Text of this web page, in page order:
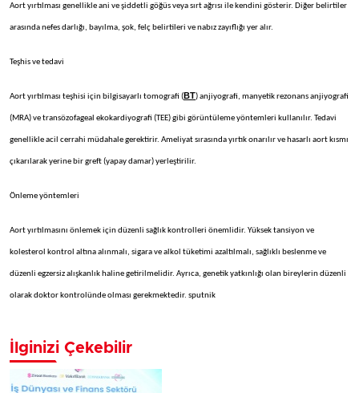
Aort yırtılması genellikle ani ve şiddetli göğüs veya sırt ağrısı ile kendini gösterir. Diğer belirtiler
arasında nefes darlığı, bayılma, şok, felç belirtileri ve nabız zayıflığı yer alır. ​
Teşhis ve tedavi
Aort yırtılması teşhisi için bilgisayarlı tomografi (BT) anjiyografi, manyetik rezonans anjiyografi
(MRA) ve transözofageal ekokardiyografi (TEE) gibi görüntüleme yöntemleri kullanılır. Tedavi
genellikle acil cerrahi müdahale gerektirir. Ameliyat sırasında yırtık onarılır ve hasarlı aort kısmı
çıkarılarak yerine bir greft (yapay damar) yerleştirilir.
Önleme yöntemleri
Aort yırtılmasını önlemek için düzenli sağlık kontrolleri önemlidir. Yüksek tansiyon ve
kolesterol kontrol altına alınmalı, sigara ve alkol tüketimi azaltılmalı, sağlıklı beslenme ve
düzenli egzersiz alışkanlık haline getirilmelidir. Ayrıca, genetik yatkınlığı olan bireylerin düzenli
olarak doktor kontrolünde olması gerekmektedir. sputnik
İlginizi Çekebilir